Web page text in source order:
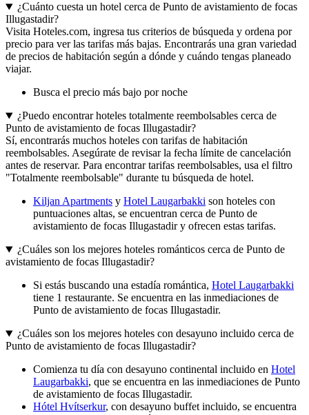
¿Cuánto cuesta un hotel cerca de Punto de avistamiento de focas
Illugastadir?
Visita Hoteles.com, ingresa tus criterios de búsqueda y ordena por
precio para ver las tarifas más bajas. Encontrarás una gran variedad
de precios de habitación según a dónde y cuándo tengas planeado
viajar.
Busca el precio más bajo por noche
¿Puedo encontrar hoteles totalmente reembolsables cerca de
Punto de avistamiento de focas Illugastadir?
Sí, encontrarás muchos hoteles con tarifas de habitación
reembolsables. Asegúrate de revisar la fecha límite de cancelación
antes de reservar. Para encontrar tarifas reembolsables, usa el filtro
"Totalmente reembolsable" durante tu búsqueda de hotel.
Kiljan Apartments y Hotel Laugarbakki son hoteles con
puntuaciones altas, se encuentran cerca de Punto de
avistamiento de focas Illugastadir y ofrecen estas tarifas.
¿Cuáles son los mejores hoteles románticos cerca de Punto de
avistamiento de focas Illugastadir?
Si estás buscando una estadía romántica, Hotel Laugarbakki
tiene 1 restaurante. Se encuentra en las inmediaciones de
Punto de avistamiento de focas Illugastadir.
¿Cuáles son los mejores hoteles con desayuno incluido cerca de
Punto de avistamiento de focas Illugastadir?
Comienza tu día con desayuno continental incluido en Hotel
Laugarbakki, que se encuentra en las inmediaciones de Punto
de avistamiento de focas Illugastadir.
Hótel Hvítserkur, con desayuno buffet incluido, se encuentra